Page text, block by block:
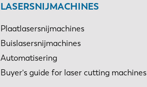
LASERSNIJMACHINES
Plaatlasersnijmachines
Buislasersnijmachines
Automatisering
Buyer's guide for laser cutting machines